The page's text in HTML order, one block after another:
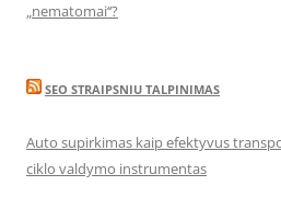
„nematomai‘‘?
SEO STRAIPSNIU TALPINIMAS
Auto supirkimas kaip efektyvus
ciklo valdymo instrumentas